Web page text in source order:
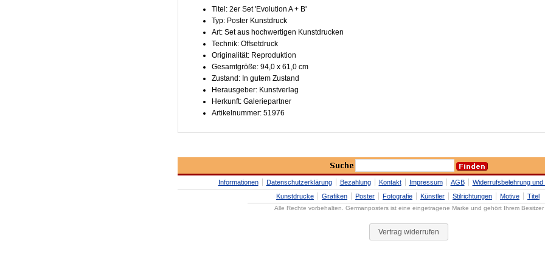
Titel: 2er Set 'Evolution A + B'
Typ: Poster Kunstdruck
Art: Set aus hochwertigen Kunstdrucken
Technik: Offsetdruck
Originalität: Reproduktion
Gesamtgröße: 94,0 x 61,0 cm
Zustand: In gutem Zustand
Herausgeber: Kunstverlag
Herkunft: Galeriepartner
Artikelnummer: 51976
Informationen Datenschutzerklärung Bezahlung Kontakt Impressum AGB
Widerrufsbelehrung
Kunstdrucke
Grafiken Poster Fotografie Künstler Stilrichtungen Motive Titel
Alle Rechte vorbehalten. Germanposters ist eine eingetragene Marke und gehört Ihrem Besitzer
Vertrag widerrufen